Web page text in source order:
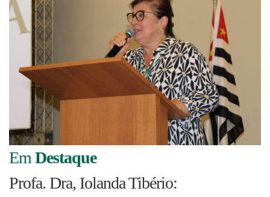
Em Destaque
Profa. Dra, Iolanda Tibério: